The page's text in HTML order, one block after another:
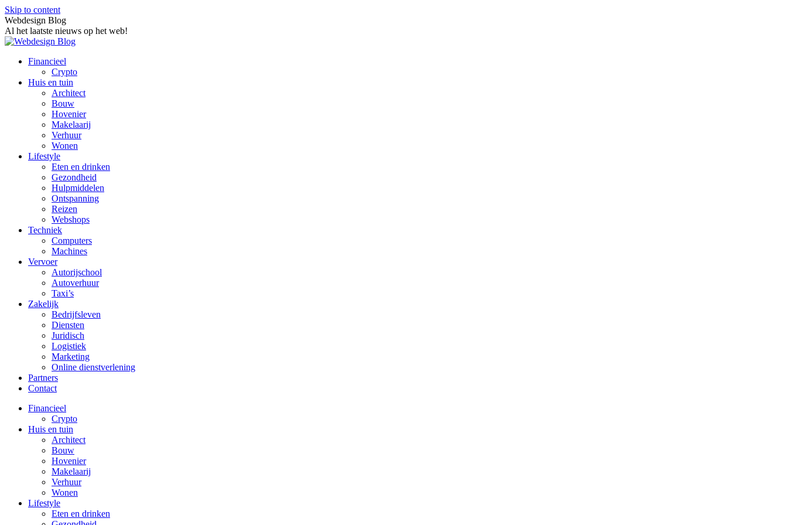
Skip to content
Webdesign Blog
Al het laatste nieuws op het web!
Financieel
Crypto
Huis en tuin
Architect
Bouw
Hovenier
Makelaarij
Verhuur
Wonen
Lifestyle
Eten en drinken
Gezondheid
Hulpmiddelen
Ontspanning
Reizen
Webshops
Techniek
Computers
Machines
Vervoer
Autorijschool
Autoverhuur
Taxi’s
Zakelijk
Bedrijfsleven
Diensten
Juridisch
Logistiek
Marketing
Online dienstverlening
Partners
Contact
Financieel
Crypto
Huis en tuin
Architect
Bouw
Hovenier
Makelaarij
Verhuur
Wonen
Lifestyle
Eten en drinken